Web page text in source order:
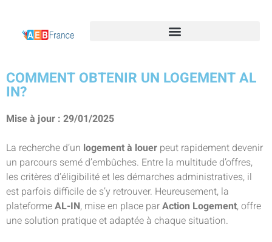
COMMENT OBTENIR UN LOGEMENT AL
IN?
Mise à jour : 29/01/2025
La recherche d’un logement à louer peut rapidement devenir
un parcours semé d’embûches. Entre la multitude d’offres,
les critères d’éligibilité et les démarches administratives, il
est parfois difficile de s’y retrouver. Heureusement, la
plateformeAL-IN, mise en place parAction Logement, offre
une solution pratique et adaptée à chaque situation.